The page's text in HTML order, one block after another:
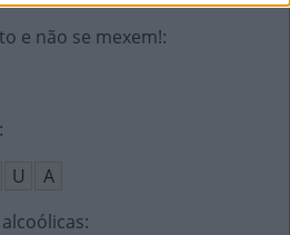
e não se mexem!:
:
U
A
: